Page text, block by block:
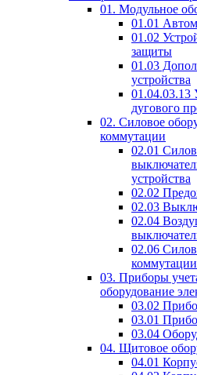
01. Модульное
01.01
01.02
защиты
01.03
устройства
01.04.03.13
дугового
02. Силовое
коммутации
02.01
устройства
02.02
02.03
02.04
02.06
03. Приборы
оборудование
03.02
03.01
03.04
04. Щитовое
04.01